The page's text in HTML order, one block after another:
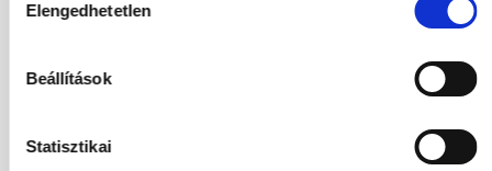
kiválasztása
Elengedhetetlen
Beállítások
Statisztikai
STANDARD DOUBLE ROOM
401 304HUF